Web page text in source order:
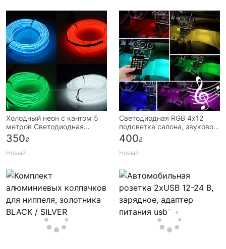
Холодный неон с кантом 5
метров Светодиодная
молдинг лента полоса
Подсветка
350₴
Новый
Светодиодная RGB 4х12
подсветка салона, звуковой
контроллер, пульт
400₴
Новый